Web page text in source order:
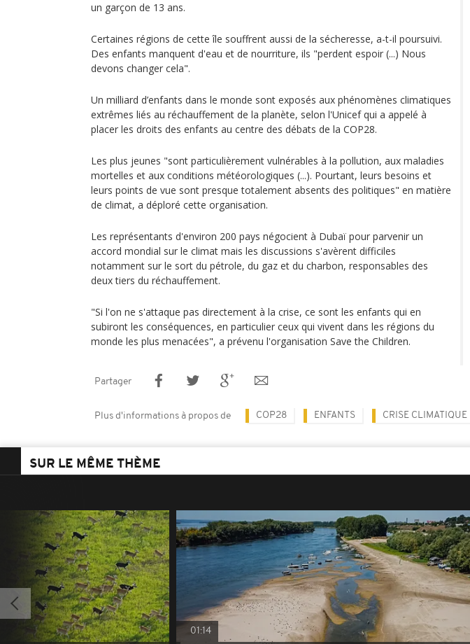
un garçon de 13 ans.
Certaines régions de cette île souffrent aussi de la sécheresse, a-t-il poursuivi.
Des enfants manquent d'eau et de nourriture, ils "perdent espoir (...) Nous
devons changer cela".
Un milliard d’enfants dans le monde sont exposés aux phénomènes climatiques
extrêmes liés au réchauffement de la planète, selon l'Unicef qui a appelé à
placer les droits des enfants au centre des débats de la COP28.
Les plus jeunes "sont particulièrement vulnérables à la pollution, aux maladies
mortelles et aux conditions météorologiques (...). Pourtant, leurs besoins et
leurs points de vue sont presque totalement absents des politiques" en matière
de climat, a déploré cette organisation.
Les représentants d'environ 200 pays négocient à Dubaï pour parvenir un
accord mondial sur le climat mais les discussions s'avèrent difficiles
notamment sur le sort du pétrole, du gaz et du charbon, responsables des
deux tiers du réchauffement.
"Si l'on ne s'attaque pas directement à la crise, ce sont les enfants qui en
subiront les conséquences, en particulier ceux qui vivent dans les régions du
monde les plus menacées", a prévenu l'organisation Save the Children.
Partager
Plus d'informations à propos de COP28 ENFANTS CRISE CLIMATIQUE
SUR LE MÊME THÈME
01:14